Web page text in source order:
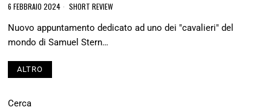
6 FEBBRAIO 2024 SHORT REVIEW
Nuovo appuntamento dedicato ad uno dei "cavalieri" del
mondo di Samuel Stern…
ALTRO
Cerca